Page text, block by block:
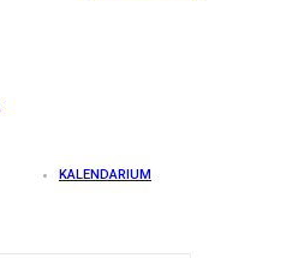
KALENDARIUM